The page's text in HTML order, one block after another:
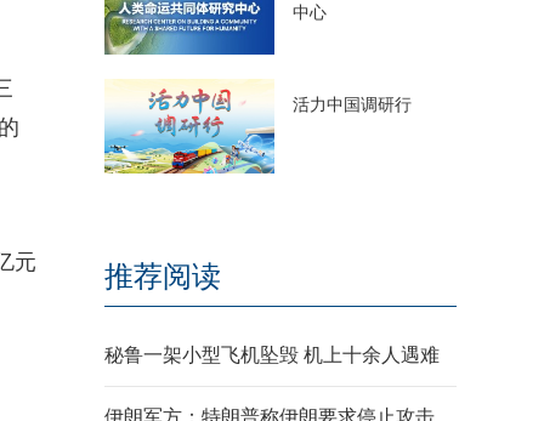
元
中心
活力中国调研行
推荐阅读
秘鲁一架小型飞机坠毁 机上十余人遇难
伊朗军方：特朗普称伊朗要求停止攻击